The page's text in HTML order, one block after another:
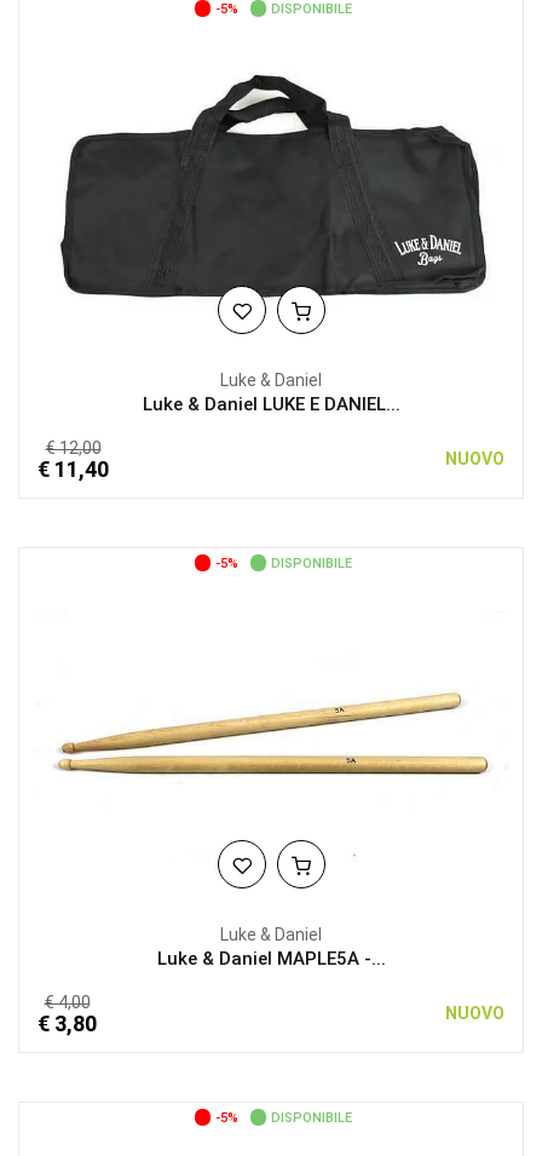
-5% DISPONIBILE
Luke & Daniel
Luke & Daniel LUKE E DANIEL...
€ 12,00
€ 11,40 NUOVO
-5% DISPONIBILE
Luke & Daniel
Luke & Daniel MAPLE5A -...
€ 4,00
€ 3,80 NUOVO
-5% DISPONIBILE